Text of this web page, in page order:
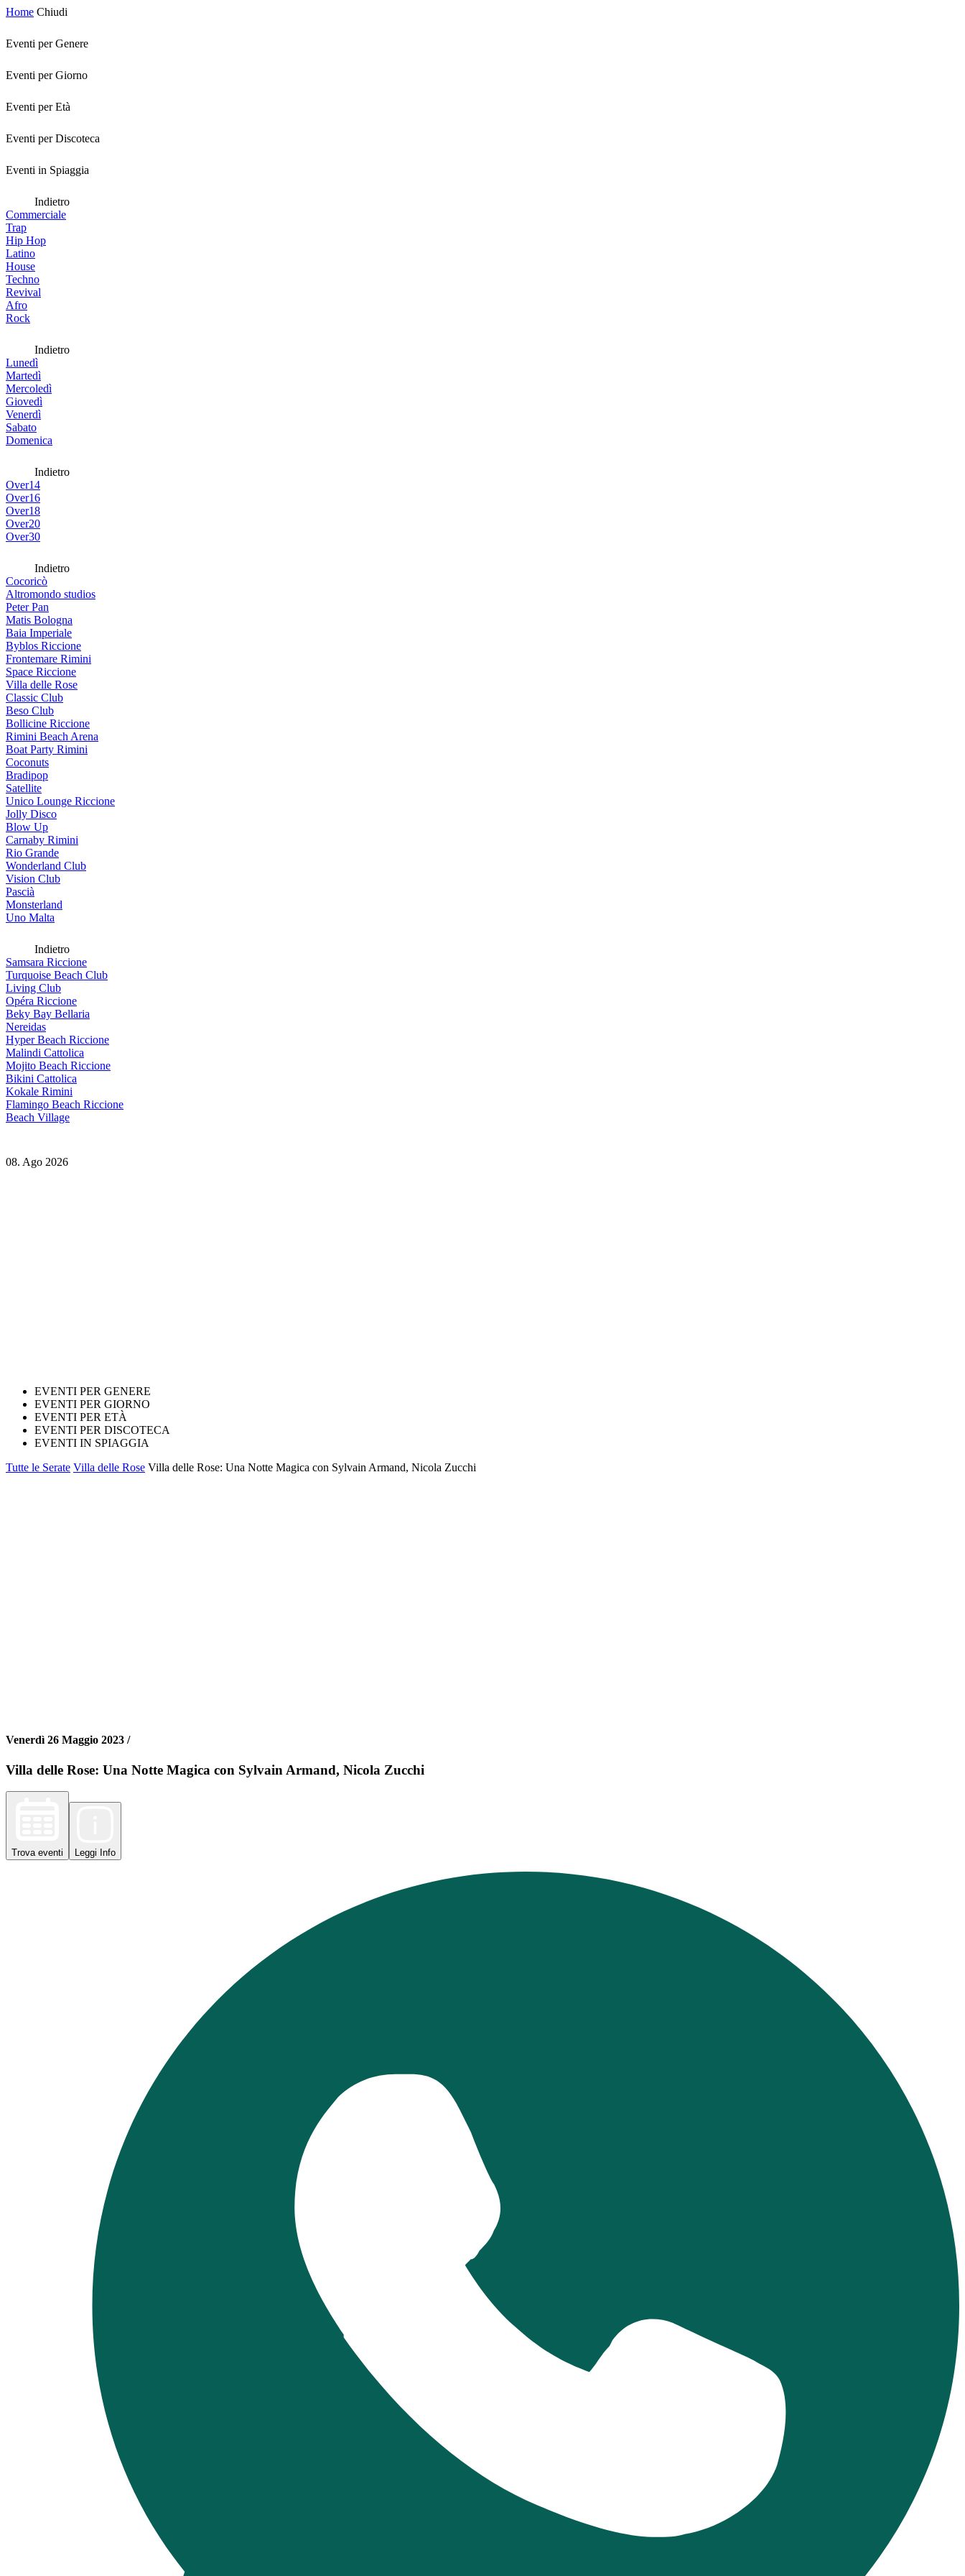
Home Chiudi
Eventi per Genere
Eventi per Giorno
Eventi per Età
Eventi per Discoteca
Eventi in Spiaggia
Indietro
Commerciale
Trap
Hip Hop
Latino
House
Techno
Revival
Afro
Rock
Indietro
Lunedì
Martedì
Mercoledì
Giovedì
Venerdì
Sabato
Domenica
Indietro
Over14
Over16
Over18
Over20
Over30
Indietro
Cocoricò
Altromondo studios
Peter Pan
Matis Bologna
Baia Imperiale
Byblos Riccione
Frontemare Rimini
Space Riccione
Villa delle Rose
Classic Club
Beso Club
Bollicine Riccione
Rimini Beach Arena
Boat Party Rimini
Coconuts
Bradipop
Satellite
Unico Lounge Riccione
Jolly Disco
Blow Up
Carnaby Rimini
Rio Grande
Wonderland Club
Vision Club
Pascià
Monsterland
Uno Malta
Indietro
Samsara Riccione
Turquoise Beach Club
Living Club
Opéra Riccione
Beky Bay Bellaria
Nereidas
Hyper Beach Riccione
Malindi Cattolica
Mojito Beach Riccione
Bikini Cattolica
Kokale Rimini
Flamingo Beach Riccione
Beach Village
08. Ago 2026
EVENTI PER GENERE
EVENTI PER GIORNO
EVENTI PER ETÀ
EVENTI PER DISCOTECA
EVENTI IN SPIAGGIA
Tutte le Serate Villa delle Rose Villa delle Rose: Una Notte Magica con Sylvain Armand, Nicola Zucchi
Venerdì 26 Maggio 2023 /
Villa delle Rose: Una Notte Magica con Sylvain Armand, Nicola Zucchi
Trova eventi Leggi Info